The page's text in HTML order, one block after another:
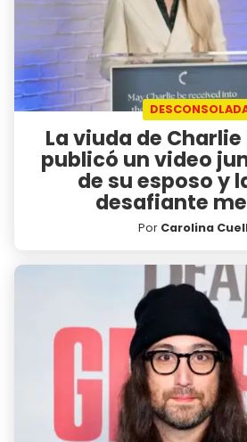
La viuda de
publicó un video
de su esposo y
desafiante
Por Carolina